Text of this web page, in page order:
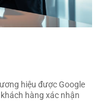
hiệu được Google
hàng xác nhận